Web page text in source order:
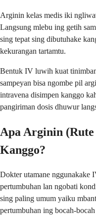
Arginin kelas medis iki
Langsung mlebu ing getih
sing tepat sing dibutuhake
kekurangan tartamtu.
Bentuk IV luwih kuat
sampeyan bisa ngombe pil
intravena disimpen kanggo
pangiriman dosis dhuwur
Apa Arginin
Kanggo?
Dokter utamane nggunakake
pertumbuhan lan ngobati
sing paling umum yaiku
pertumbuhan ing bocah-